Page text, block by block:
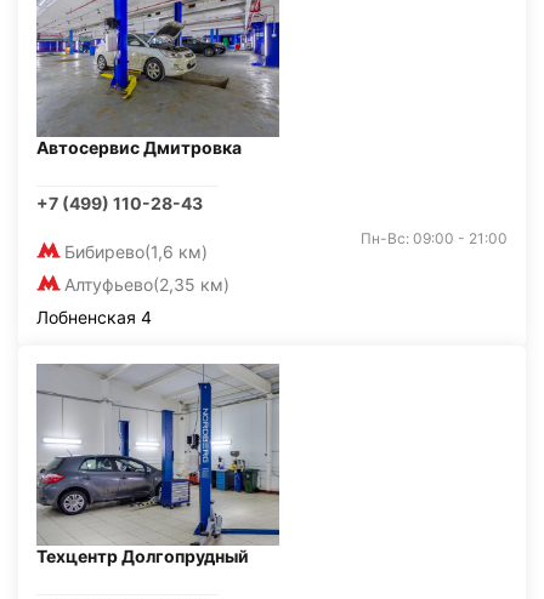
Автосервис Дмитровка
+7 (499) 110-28-43
Бибирево(1,6 км)
Алтуфьево(2,35 км)
Пн-Вс: 09:00 - 21:00
Лобненская 4
Техцентр Долгопрудный